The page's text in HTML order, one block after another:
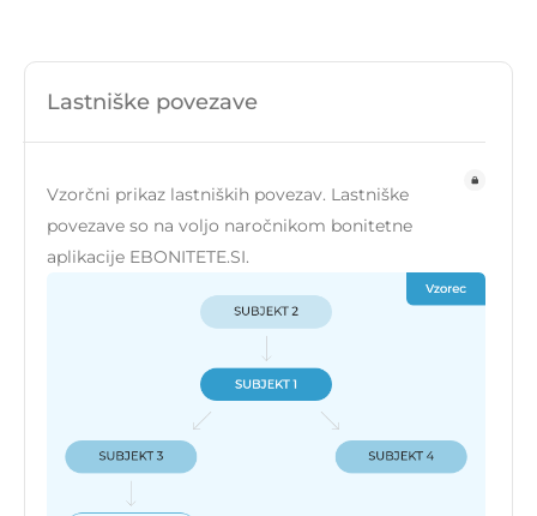
Lastniške povezave
Vzorčni prikaz lastniških povezav. Lastniške
povezave so na voljo naročnikom bonitetne
aplikacije EBONITETE.SI.